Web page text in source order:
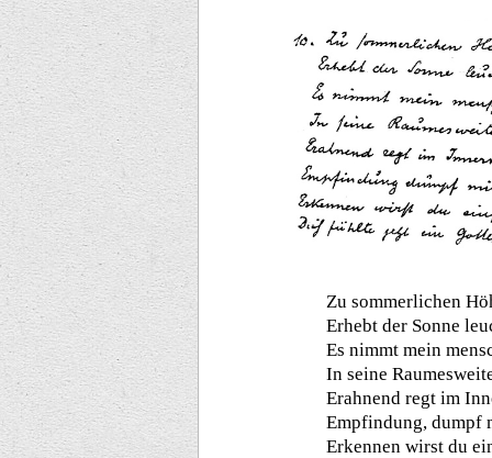
Zu sommerlichen
Erhebt der Sonne
Es nimmt mein
In seine
Erahnend regt im
Empfindung, dumpf
Erkennen wirst du